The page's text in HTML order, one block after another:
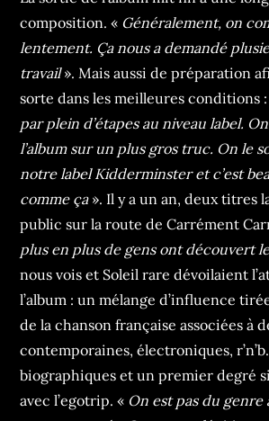
composition. « Généralement, on
lentement. Ça nous a demandé
travail». Mais aussi de préparation
sorte dans les meilleures conditions :
par plein d’étapes au niveau label.
l’album sur un plus gros truc. On le
notre label Kidderminster et c’est
comme ça». Il y a un an, deux titres
public sur la route de Carrément
plus en plus de gens ont découvert
nous vois et Soleil rare dévoilaient
l’album : un mélange d’influence
de la chanson française associées à
contemporaines, électroniques,
biographiques et un premier degré
avec l’egotrip. « On est pas du genre